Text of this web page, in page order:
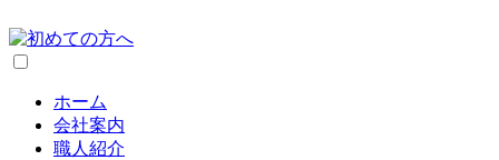
ホーム
会社案内
職人紹介